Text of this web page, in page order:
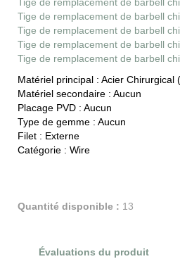
Tige de remplacement de barbell
Tige de remplacement de barbell
Tige de remplacement de barbell
Tige de remplacement de barbell
Tige de remplacement de barbell
Matériel principal : Acier Chirurgical
Matériel secondaire : Aucun
Placage PVD : Aucun
Type de gemme : Aucun
Filet : Externe
Catégorie : Wire
Quantité disponible : 13
Évaluations du produit